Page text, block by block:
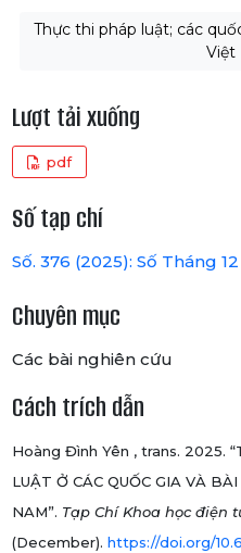
Thực thi pháp luật; các
Việt
Lượt tải xuống
pdf
Số tạp chí
Số. 376 (2025): Số Tháng 12
Chuyên mục
Các bài nghiên cứu
Cách trích dẫn
Hoàng Đình Yên , trans. 2025.
LUẬT Ở CÁC QUỐC GIA VÀ
NAM”. Tạp Chí Khoa học điện
(December). https://doi.org/